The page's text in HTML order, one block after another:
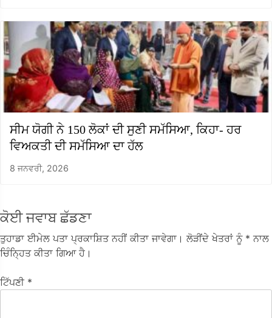
ਸੀਮ ਯੋਗੀ ਨੇ 150 ਲੋਕਾਂ ਦੀ ਸੁਣੀ ਸਮੱਸਿਆ, ਕਿਹਾ- ਹਰ
ਵਿਅਕਤੀ ਦੀ ਸਮੱਸਿਆ ਦਾ ਹੱਲ
8 ਜਨਵਰੀ, 2026
ਕੋਈ ਜਵਾਬ ਛੱਡਣਾ
ਤੁਹਾਡਾ ਈਮੇਲ ਪਤਾ ਪ੍ਰਕਾਸ਼ਿਤ ਨਹੀਂ ਕੀਤਾ ਜਾਵੇਗਾ। ਲੋੜੀਂਦੇ ਖੇਤਰਾਂ ਨੂੰ * ਨਾਲ
ਚਿੰਨ੍ਹਿਤ ਕੀਤਾ ਗਿਆ ਹੈ।
ਟਿੱਪਣੀ *